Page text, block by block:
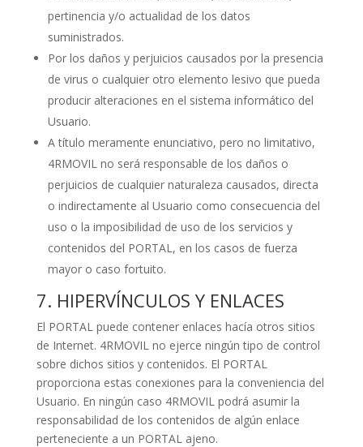
pertinencia y/o actualidad de los datos
suministrados.
Por los daños y perjuicios causados por la presencia
de virus o cualquier otro elemento lesivo que pueda
producir alteraciones en el sistema informático del
Usuario.
A título meramente enunciativo, pero no limitativo,
4RMOVIL no será responsable de los daños o
perjuicios de cualquier naturaleza causados, directa
o indirectamente al Usuario como consecuencia del
uso o la imposibilidad de uso de los servicios y
contenidos del PORTAL, en los casos de fuerza
mayor o caso fortuito.
7. HIPERVÍNCULOS Y ENLACES
El PORTAL puede contener enlaces hacía otros sitios
de Internet. 4RMOVIL no ejerce ningún tipo de control
sobre dichos sitios y contenidos. El PORTAL
proporciona estas conexiones para la conveniencia del
Usuario. En ningún caso 4RMOVIL podrá asumir la
responsabilidad de los contenidos de algún enlace
perteneciente a un PORTAL ajeno.